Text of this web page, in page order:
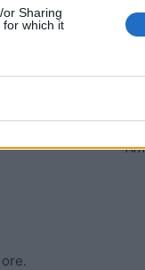
Sharing
which it